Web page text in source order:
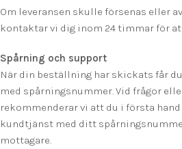
Om leveransen skulle försenas eller
kontaktar vi dig inom 24 timmar för
Spårning och support
När din beställning har skickats får
med spårningsnummer. Vid frågor
rekommenderar vi att du i första
kundtjänst med ditt
mottagare.